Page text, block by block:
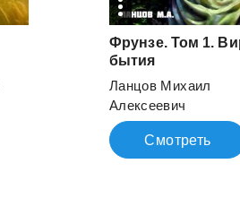
Фрунзе. Том 1.
бытия
Ланцов Михаил
Алексеевич
Смотреть